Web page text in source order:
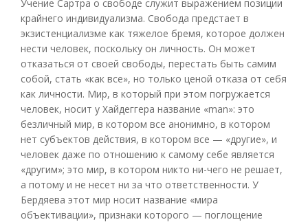
Учение Сартра о свободе служит выражением позиции
крайнего индивидуализма. Свобода предстает в
экзистенциализме как тяжелое бремя, которое должен
нести человек, поскольку он личность. Он может
отказаться от своей свободы, перестать быть самим
собой, стать «как все», но только ценой отказа от себя
как личности. Мир, в который при этом погружается
человек, носит у Хайдеггера название «man»: это
безличный мир, в котором все анонимно, в котором
нет субъектов действия, в котором все — «другие», и
человек даже по отношению к самому себе является
«другим»; это мир, в котором никто ни-чего не решает,
а потому и не несет ни за что ответственности. У
Бердяева этот мир носит название «мира
объективации», признаки которого — поглощение